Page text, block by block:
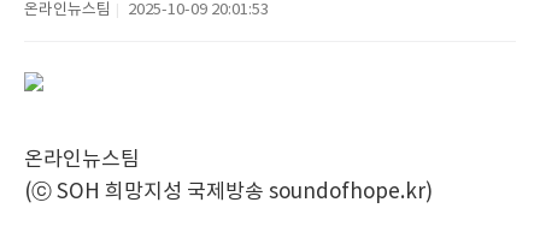
온라인뉴스팀 2025-10-09 20:01:53
온라인뉴스팀
(ⓒ SOH 희망지성 국제방송 soundofhope.kr)